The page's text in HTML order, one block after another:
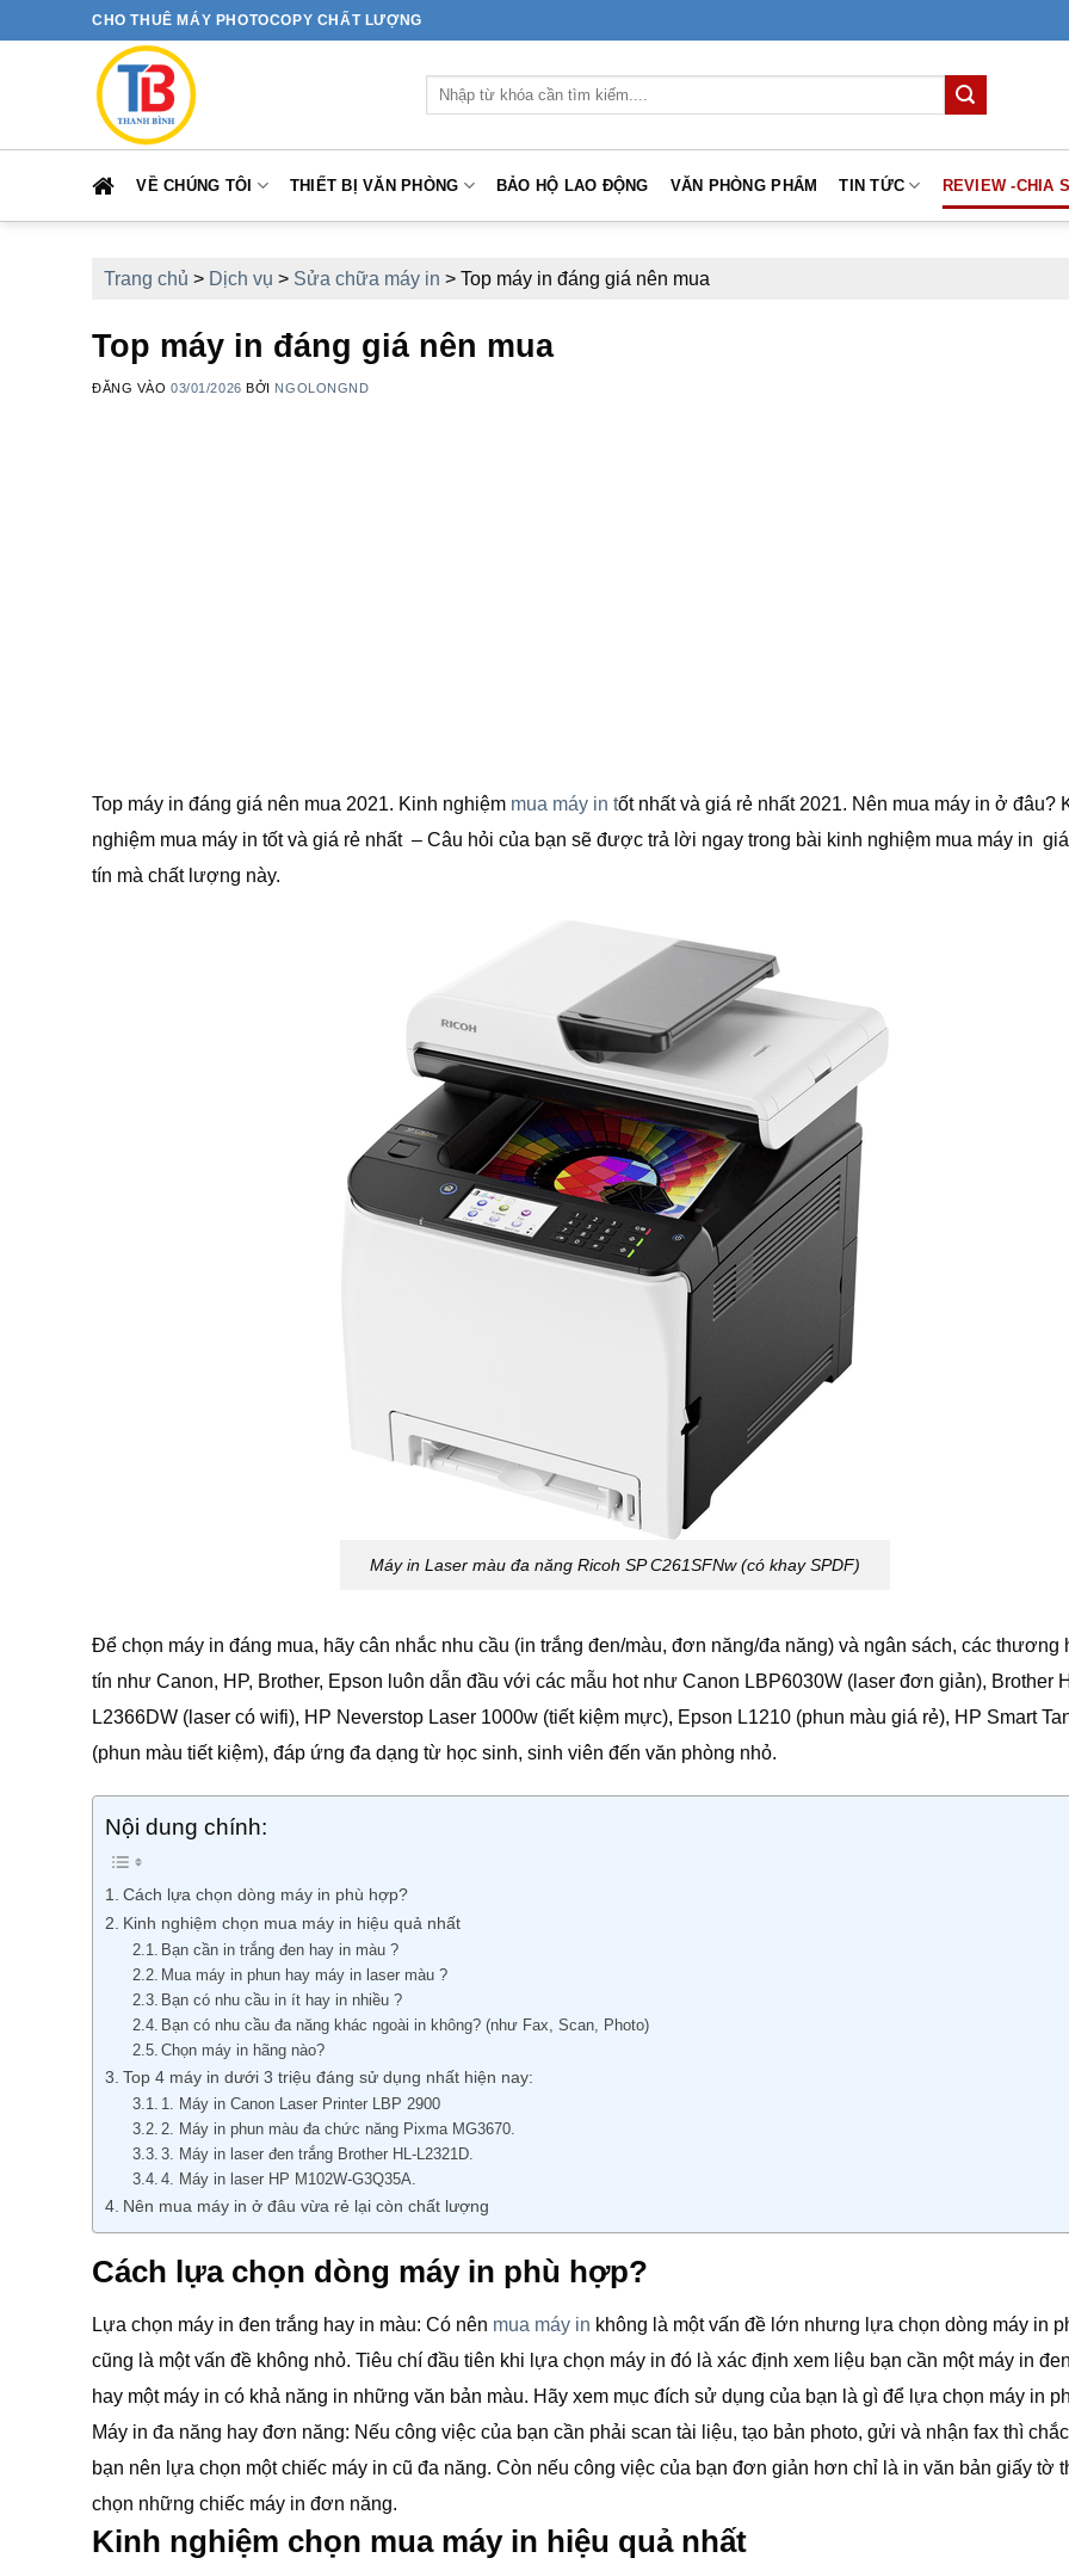
qua
CHO THUÊ MÁY PHOTOCOPY CHẤT LƯỢNG
Tìm
kiếm:
VỀ CHÚNG TÔI THIẾT BỊ VĂN PHÒNG BẢO HỘ LAO ĐỘNG VĂN PHÒNG PHẨM TIN TỨC REVIEW -CHIA
Trang chủ > Dịch vụ > Sửa chữa máy in > Top máy in đáng giá nên mua
Top máy in đáng giá nên mua
ĐĂNG VÀO03/01/2026 BỞI NGOLONGND
Top máy in đáng giá nên mua 2021. Kinh nghiệm mua máy in tốt nhất và giá rẻ nhất 2021. Nên mua máy in ở đâu?
nghiệm mua máy in tốt và giá rẻ nhất – Câu hỏi của bạn sẽ được trả lời ngay trong bài kinh nghiệm mua máy in
tín mà chất lượng này.
Máy in Laser màu đa năng Ricoh SP C261SFNw (có khay SPDF)
Để chọn máy in đáng mua, hãy cân nhắc nhu cầu (in trắng đen/màu, đơn năng/đa năng) và ngân sách, các thương
tín như Canon, HP, Brother, Epson luôn dẫn đầu với các mẫu hot như Canon LBP6030W (laser đơn giản), Brother
L2366DW (laser có wifi), HP Neverstop Laser 1000w (tiết kiệm mực), Epson L1210 (phun màu giá rẻ), HP Smart
(phun màu tiết kiệm), đáp ứng đa dạng từ học sinh, sinh viên đến văn phòng nhỏ.
Nội dung chính:
Cách lựa chọn dòng máy in phù hợp?
Kinh nghiệm chọn mua máy in hiệu quả nhất
Bạn cần in trắng đen hay in màu ?
Mua máy in phun hay máy in laser màu ?
Bạn có nhu cầu in ít hay in nhiều ?
Bạn có nhu cầu đa năng khác ngoài in không? (như Fax, Scan, Photo)
Chọn máy in hãng nào?
Top 4 máy in dưới 3 triệu đáng sử dụng nhất hiện nay:
1. Máy in Canon Laser Printer LBP 2900
2. Máy in phun màu đa chức năng Pixma MG3670.
3. Máy in laser đen trắng Brother HL-L2321D.
4. Máy in laser HP M102W-G3Q35A.
Nên mua máy in ở đâu vừa rẻ lại còn chất lượng
Cách lựa chọn dòng máy in phù hợp?
Lựa chọn máy in đen trắng hay in màu: Có nên mua máy in không là một vấn đề lớn nhưng lựa chọn dòng máy in
cũng là một vấn đề không nhỏ. Tiêu chí đầu tiên khi lựa chọn máy in đó là xác định xem liệu bạn cần một máy in
hay một máy in có khả năng in những văn bản màu. Hãy xem mục đích sử dụng của bạn là gì để lựa chọn máy in
Máy in đa năng hay đơn năng: Nếu công việc của bạn cần phải scan tài liệu, tạo bản photo, gửi và nhận fax thì
bạn nên lựa chọn một chiếc máy in cũ đa năng. Còn nếu công việc của bạn đơn giản hơn chỉ là in văn bản giấy tờ
chọn những chiếc máy in đơn năng.
Kinh nghiệm chọn mua máy in hiệu quả nhất